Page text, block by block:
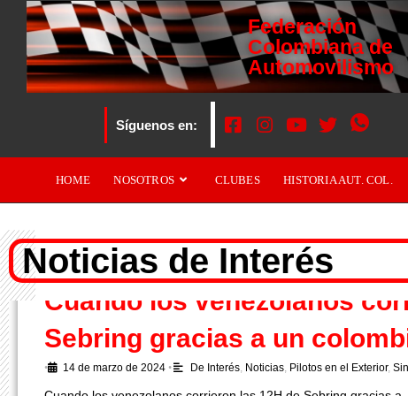
Federación
Colombiana de
Automovilismo
Síguenos en:
HOME NOSOTROS CLUBES HISTORIA AUT. COL.
Noticias de Interés
Cuando los venezolanos
Sebring gracias a un
• 14 de marzo de 2024 • De Interés, Noticias, Pilotos en el Exterior,